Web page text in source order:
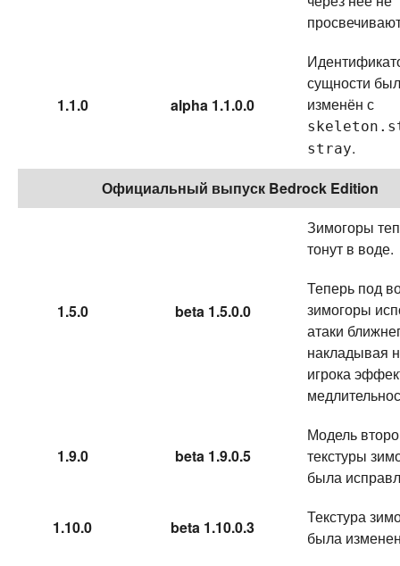
1.1.0 alpha 1.1.0.0
сущности был
изменён с
stray.
Официальный выпуск Bedrock Edition
1.5.0 beta 1.5.0.0
Зимогоры
тонут в воде.
Теперь под
зимогоры
атаки
накладывая
игрока
1.9.0 beta 1.9.0.5
Модель
текстуры
была
1.10.0 beta 1.10.0.3
Текстура
была